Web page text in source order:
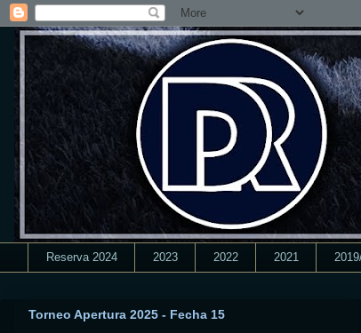
Reserva 2024 2023 2022 2021
Torneo Apertura 2025 - Fecha 15